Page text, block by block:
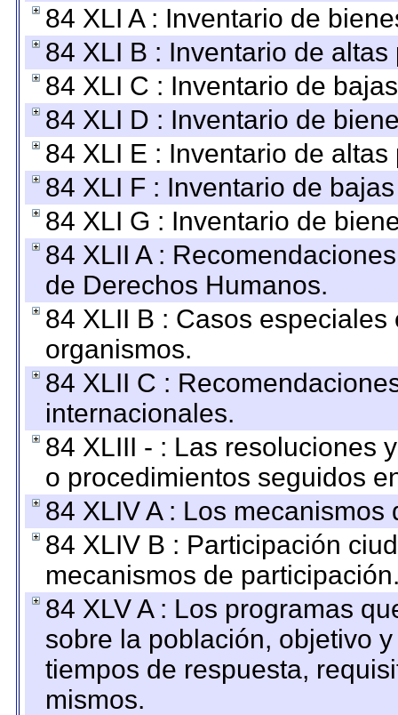
84 XLI A : Inventario de
84 XLI B : Inventario de
84 XLI C : Inventario de
84 XLI D : Inventario de
84 XLI E : Inventario de
84 XLI F : Inventario de
84 XLI G : Inventario de
84 XLII A :
de Derechos Humanos.
84 XLII B : Casos
organismos.
84 XLII C :
internacionales.
84 XLIII - : Las resoluciones
o procedimientos seguidos
84 XLIV A : Los
84 XLIV B : Participación
mecanismos de
84 XLV A : Los programas
sobre la población, objetivo
tiempos de respuesta,
mismos.